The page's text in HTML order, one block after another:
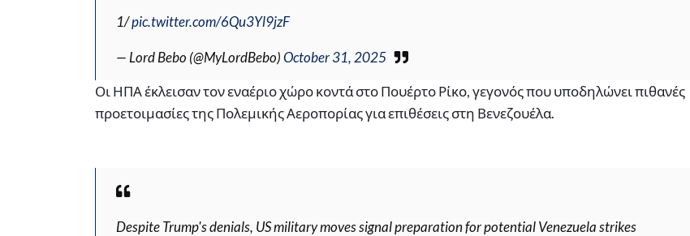
1/pic.twitter.com/6Qu3Yl9jzF
— Lord Bebo (@MyLordBebo)October 31, 2025
Οι ΗΠΑ έκλεισαν τον εναέριο χώρο κοντά στο Πουέρτο Ρίκο, γεγονός που υποδηλώνει πιθανές
προετοιμασίες της Πολεμικής Αεροπορίας για επιθέσεις στη Βενεζουέλα.
Despite Trump's denials, US military moves signal preparation for potential Venezuela strikes